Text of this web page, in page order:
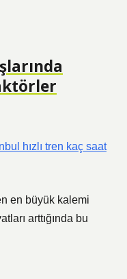
hızlı tren kaç saat
en büyük kalemi
arttığında bu